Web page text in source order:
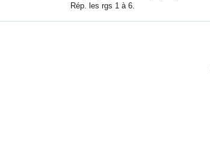
Rép. les rgs 1 à 6.